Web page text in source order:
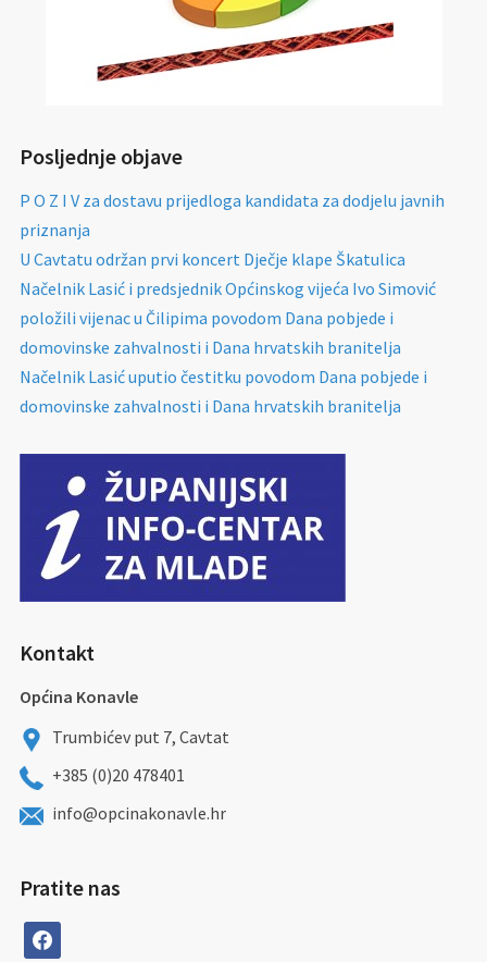
Posljednje objave
P O Z I V za dostavu prijedloga kandidata za dodjelu javnih
priznanja
U Cavtatu održan prvi koncert Dječje klape Škatulica
Načelnik Lasić i predsjednik Općinskog vijeća Ivo Simović
položili vijenac u Čilipima povodom Dana pobjede i
domovinske zahvalnosti i Dana hrvatskih branitelja
Načelnik Lasić uputio čestitku povodom Dana pobjede i
domovinske zahvalnosti i Dana hrvatskih branitelja
Kontakt
Općina Konavle
Trumbićev put 7, Cavtat
+385 (0)20 478401
info@opcinakonavle.hr
Pratite nas
facebook